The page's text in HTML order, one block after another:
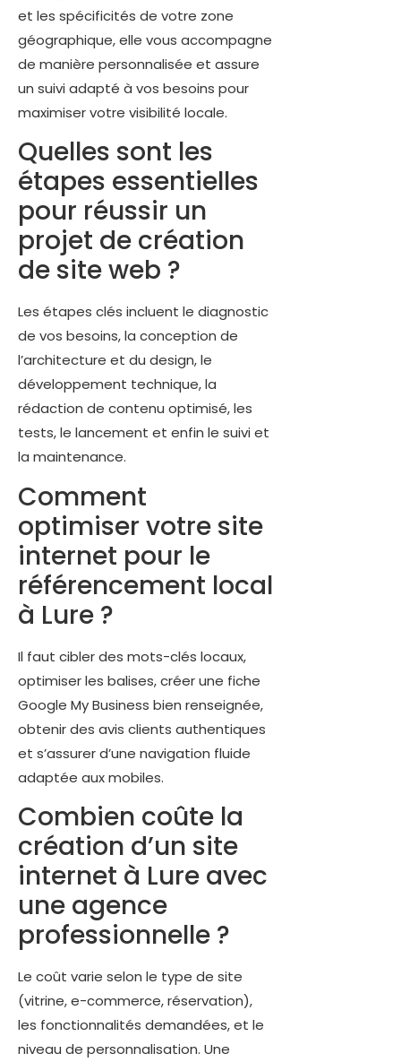
et les spécificités de votre zone
géographique, elle vous accompagne
de manière personnalisée et assure
un suivi adapté à vos besoins pour
maximiser votre visibilité locale.
Quelles sont les
étapes essentielles
pour réussir un
projet de création
de site web ?
Les étapes clés incluent le diagnostic
de vos besoins, la conception de
l’architecture et du design, le
développement technique, la
rédaction de contenu optimisé, les
tests, le lancement et enfin le suivi et
la maintenance.
Comment
optimiser votre site
internet pour le
référencement local
à Lure ?
Il faut cibler des mots-clés locaux,
optimiser les balises, créer une fiche
Google My Business bien renseignée,
obtenir des avis clients authentiques
et s’assurer d’une navigation fluide
adaptée aux mobiles.
Combien coûte la
création d’un site
internet à Lure avec
une agence
professionnelle ?
Le coût varie selon le type de site
(vitrine, e-commerce, réservation),
les fonctionnalités demandées, et le
niveau de personnalisation. Une